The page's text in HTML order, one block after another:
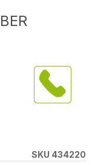
SKU 434220